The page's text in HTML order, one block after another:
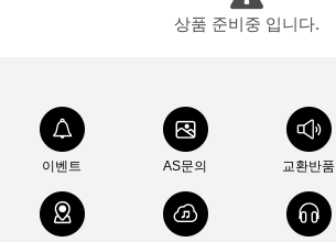
상품 준비중 입니다.
이벤트 AS문의 교환반품